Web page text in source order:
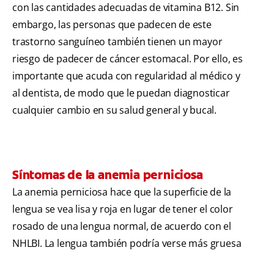
con las cantidades adecuadas de vitamina B12. Sin
embargo, las personas que padecen de este
trastorno sanguíneo también tienen un mayor
riesgo de padecer de cáncer estomacal. Por ello, es
importante que acuda con regularidad al médico y
al dentista, de modo que le puedan diagnosticar
cualquier cambio en su salud general y bucal.
Síntomas de la anemia perniciosa
La anemia perniciosa hace que la superficie de la
lengua se vea lisa y roja en lugar de tener el color
rosado de una lengua normal, de acuerdo con el
NHLBI. La lengua también podría verse más gruesa